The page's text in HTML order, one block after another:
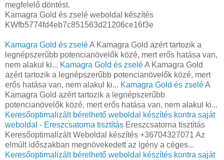
megfelelő döntést.
Kamagra Gold és zselé weboldal készítés
KWfb5774fd4eb7c851563d21206ce16f3e
Kamagra Gold és zseléA Kamagra Gold azért tartozik a
legnépszerűbb potencianövelők közé, mert erős hatása van,
nem alakul ki... Kamagra Gold és zseléA Kamagra Gold
azért tartozik a legnépszerűbb potencianövelők közé, mert
erős hatása van, nem alakul ki... Kamagra Gold és zseléA
Kamagra Gold azért tartozik a legnépszerűbb
potencianövelők közé, mert erős hatása van, nem alakul ki...
Keresőoptimalizált bérelhető weboldal készítés kontra saját
weboldal - Ereszcsatorna tisztítás Ereszcsatorna tisztítás
Keresőoptimalizált Weboldal készítés +36704327071 Az
elmúlt időszakban megnövekedett az igény a céges...
Keresőoptimalizált bérelhető weboldal készítés kontra saját